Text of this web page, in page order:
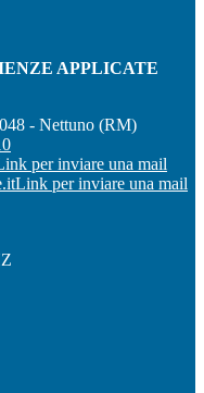
APPLICATE
- Nettuno (RM)
per inviare una mail
Link per inviare una mail